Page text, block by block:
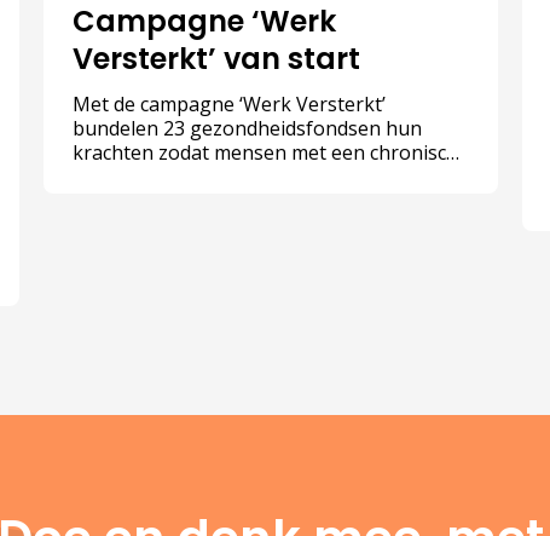
Campagne ‘Werk
Versterkt’ van start
Met de campagne ‘Werk Versterkt’
bundelen 23 gezondheidsfondsen hun
krachten zodat mensen met een chronische